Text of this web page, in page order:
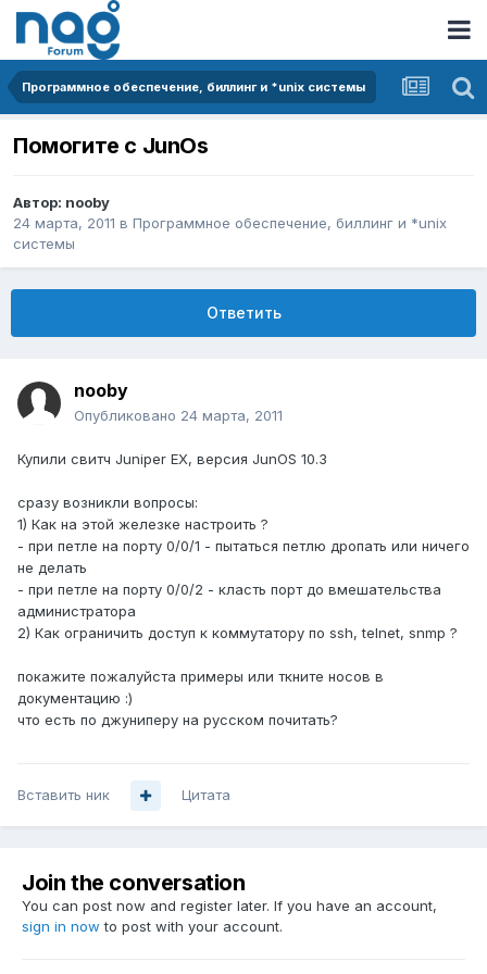
Программное обеспечение, биллинг и *unix системы
Помогите с JunOs
Автор: nooby
24 марта, 2011 в Программное обеспечение, биллинг и *unix
системы
Ответить
nooby
Опубликовано 24 марта, 2011
Купили свитч Juniper EX, версия JunOS 10.3
сразу возникли вопросы:
1) Как на этой железке настроить ?
- при петле на порту 0/0/1 - пытаться петлю дропать или ничего
не делать
- при петле на порту 0/0/2 - класть порт до вмешательства
администратора
2) Как ограничить доступ к коммутатору по ssh, telnet, snmp ?
покажите пожалуйста примеры или ткните носов в
документацию :)
что есть по джуниперу на русском почитать?
Вставить ник Цитата
Join the conversation
You can post now and register later. If you have an account,
sign in now to post with your account.